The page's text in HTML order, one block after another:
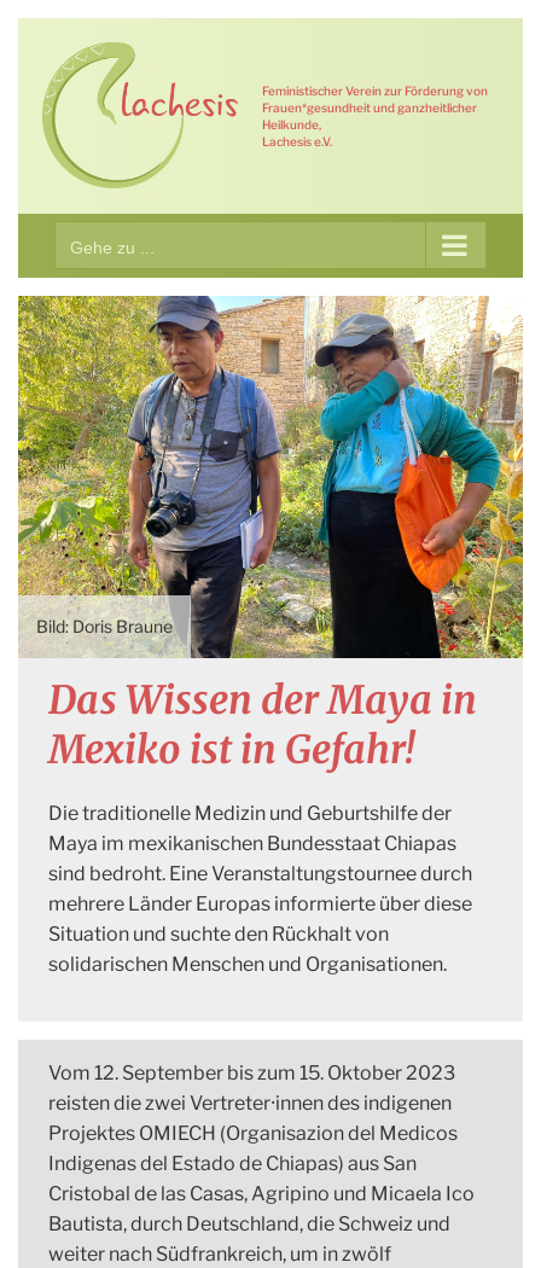
Zum
springen
Feministischer Verein zur Förderung von
Frauen*gesundheit und ganzheitlicher
Heilkunde,
Lachesis e.V.
Gehe zu ...
Doris Braune
Das Wissen der Maya in
Mexiko ist in Gefahr!
Die traditionelle Medizin und Geburtshilfe der
Maya im mexikanischen Bundesstaat Chiapas
sind bedroht. Eine Veranstaltungstournee durch
mehrere Länder Europas informierte über diese
Situation und suchte den Rückhalt von
solidarischen Menschen und Organisationen.
Vom 12. September bis zum 15. Oktober 2023
reisten die zwei Vertreter⸱innen des indigenen
Projektes OMIECH (Organisazion del Medicos
Indigenas del Estado de Chiapas) aus San
Cristobal de las Casas, Agripino und Micaela Ico
Bautista, durch Deutschland, die Schweiz und
weiter nach Südfrankreich, um in zwölf